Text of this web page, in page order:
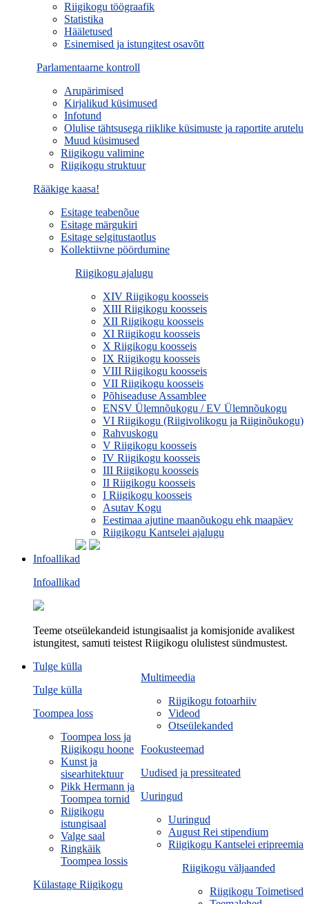
Riigikogu töögraafik
Statistika
Hääletused
Esinemised ja istungitest osavõtt
Parlamentaarne kontroll
Arupärimised
Kirjalikud küsimused
Infotund
Olulise tähtsusega riiklike küsimuste ja raportite arutelu
Muud küsimused
Riigikogu valimine
Riigikogu struktuur
Rääkige kaasa!
Esitage teabenõue
Esitage märgukiri
Esitage selgitustaotlus
Kollektiivne pöördumine
Riigikogu ajalugu
XIV Riigikogu koosseis
XIII Riigikogu koosseis
XII Riigikogu koosseis
XI Riigikogu koosseis
X Riigikogu koosseis
IX Riigikogu koosseis
VIII Riigikogu koosseis
VII Riigikogu koosseis
Põhiseaduse Assamblee
ENSV Ülemnõukogu / EV Ülemnõukogu
VI Riigikogu (Riigivolikogu ja Riiginõukogu)
Rahvuskogu
V Riigikogu koosseis
IV Riigikogu koosseis
III Riigikogu koosseis
II Riigikogu koosseis
I Riigikogu koosseis
Asutav Kogu
Eestimaa ajutine maanõukogu ehk maapäev
Riigikogu Kantselei ajalugu
Infoallikad
Infoallikad
Teeme otseülekandeid istungisaalist ja komisjonide avalikest
istungitest, samuti teistest Riigikogu olulistest sündmustest.
Multimeedia
Riigikogu fotoarhiiv
Videod
Otseülekanded
Fookusteemad
Uudised ja pressiteated
Uuringud
Uuringud
August Rei stipendium
Riigikogu Kantselei eripreemia
Riigikogu väljaanded
Riigikogu Toimetised
Tulge külla
Tulge külla
Toompea loss
Toompea loss ja
Riigikogu hoone
Kunst ja
sisearhitektuur
Pikk Hermann ja
Toompea tornid
Riigikogu
istungisaal
Valge saal
Ringkäik
Toompea lossis
Külastage Riigikogu